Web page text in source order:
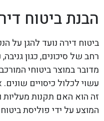
הבנת ביטוח
ביטוח דירה נועד להגן על
רחב של סיכונים, כגון
מדובר במוצר ביטוחי
עשוי לכלול כיסויים
זה הוא האם תקנות מעליות
המוצע על ידי פוליסת ביטוח